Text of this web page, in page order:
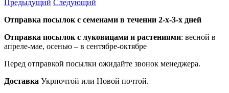
Предыдущий Следующий
Отправка посылок с семенами в течении 2-х-3-х дней
Отправка посылок с луковицами и растениями: весной в
апреле-мае, осенью – в сентябре-октябре
Перед отправкой посылки ожидайте звонок менеджера.
Доставка Укрпочтой или Новой почтой.